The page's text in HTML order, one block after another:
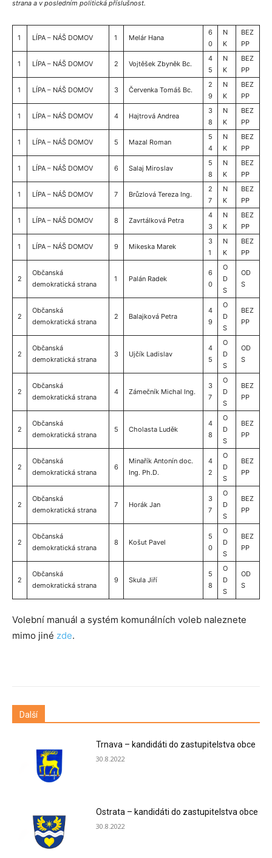
strana a v posledním politická příslušnost.
1 LÍPA – NÁŠ DOMOV 1 Melár Hana
6
0
N
K
BEZ
PP
1 LÍPA – NÁŠ DOMOV 2 Vojtěšek Zbyněk Bc.
4
5
N
K
BEZ
PP
1 LÍPA – NÁŠ DOMOV 3 Červenka Tomáš Bc.
2
9
N
K
BEZ
PP
1 LÍPA – NÁŠ DOMOV 4 Hajtrová Andrea
3
8
N
K
BEZ
PP
1 LÍPA – NÁŠ DOMOV 5 Mazal Roman
5
4
N
K
BEZ
PP
1 LÍPA – NÁŠ DOMOV 6 Salaj Miroslav
5
8
N
K
BEZ
PP
1 LÍPA – NÁŠ DOMOV 7 Brůzlová Tereza Ing.
2
7
N
K
BEZ
PP
1 LÍPA – NÁŠ DOMOV 8 Zavrtálková Petra
4
3
N
K
BEZ
PP
1 LÍPA – NÁŠ DOMOV 9 Mikeska Marek
3
1
N
K
BEZ
PP
2
Občanská
demokratická strana
1 Palán Radek
6
0
O
D
S
OD
S
2
Občanská
demokratická strana
2 Balajková Petra
4
9
O
D
S
BEZ
PP
2
Občanská
demokratická strana
3 Ujčík Ladislav
4
5
O
D
S
OD
S
2
Občanská
demokratická strana
4 Zámečník Michal Ing.
3
7
O
D
S
BEZ
PP
2
Občanská
demokratická strana
5 Cholasta Luděk
4
8
O
D
S
BEZ
PP
2
Občanská
demokratická strana
6
Minařík Antonín doc.
Ing. Ph.D.
4
2
O
D
S
BEZ
PP
2
Občanská
demokratická strana
7 Horák Jan
3
7
O
D
S
BEZ
PP
2
Občanská
demokratická strana
8 Košut Pavel
5
0
O
D
S
BEZ
PP
2
Občanská
demokratická strana
9 Skula Jiří
5
8
O
D
S
OD
S
Volební manuál a systém komunálních voleb naleznete
mimo jiné zde.
Další
Trnava – kandidáti do zastupitelstva obce
30.8.2022
Ostrata – kandidáti do zastupitelstva obce
30.8.2022